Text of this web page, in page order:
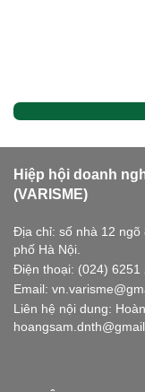
Hiệp hội doanh
(VARISME)
Địa chỉ: số nhà 12
phố Hà Nội.
Điện thoại: (024)
Email:
Liên hệ nội dung: